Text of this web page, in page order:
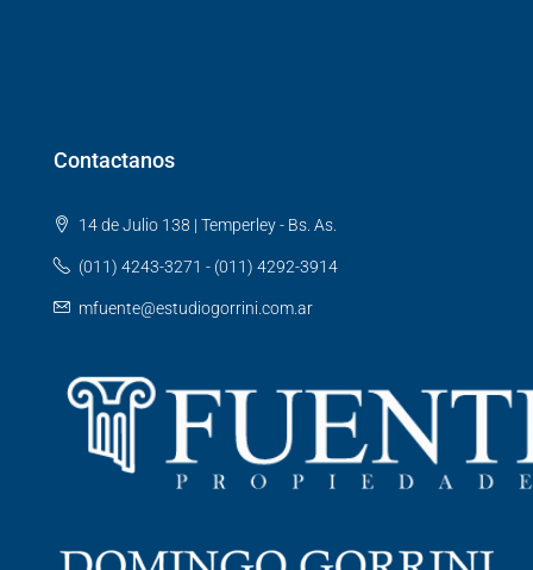
Contactanos
14 de Julio 138 | Temperley - Bs. As.
(011) 4243-3271 - (011) 4292-3914
mfuente@estudiogorrini.com.ar